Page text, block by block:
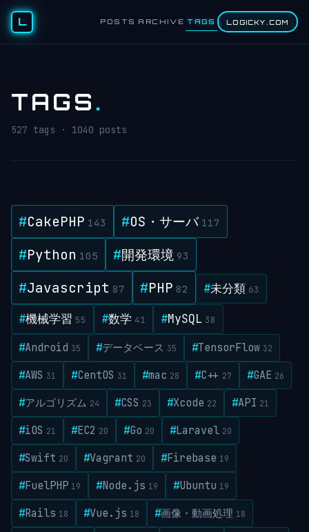
L POSTS ARCHIVE TAGS LOGICKY.COM
TAGS .
527 tags · 1040 posts
#CakePHP 143 #OS・サーバ 117
#Python 105 #開発環境 93
#Javascript 87 #PHP 82 #未分類 63
#機械学習 55 #数学 41 #MySQL 38
#Android 35 #データベース 35 #TensorFlow 32
#AWS 31 #CentOS 31 #mac 28 #C++ 27 #GAE 26
#アルゴリズム 24 #CSS 23 #Xcode 22 #API 21
#iOS 21 #EC2 20 #Go 20 #Laravel 20
#Swift 20 #Vagrant 20 #Firebase 19
#FuelPHP 19 #Node.js 19 #Ubuntu 19
#Rails 18 #Vue.js 18 #画像・動画処理 18